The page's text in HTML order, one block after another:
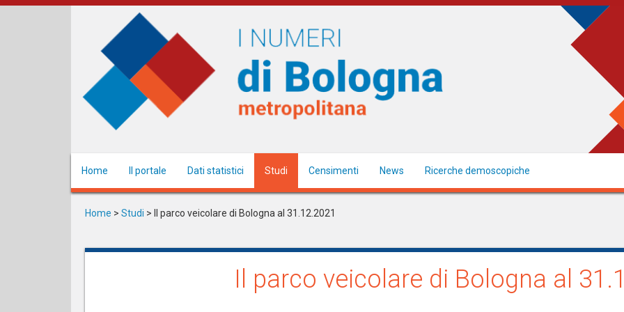
Salta
Home Il portale Dati statistici Studi Censimenti News Ricerche demoscopiche
Home > Studi > Il parco veicolare di Bologna al 31.12.2021
Il parco veicolare di Bologna al